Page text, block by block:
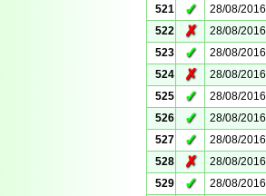
521
✓ 28/08/2016
522
✗ 28/08/2016
523
✓ 28/08/2016
524
✗ 28/08/2016
525
✓ 28/08/2016
526
✓ 28/08/2016
527
✓ 28/08/2016
528
✗ 28/08/2016
529
✓ 28/08/2016